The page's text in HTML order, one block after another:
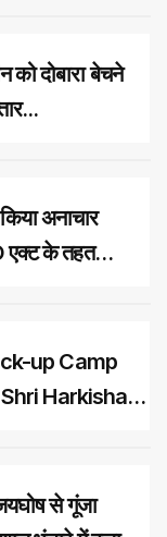
को दोबारा बेचने
अनाचार
एक्ट के तहत
up Camp
Harkishan
से गूंजा